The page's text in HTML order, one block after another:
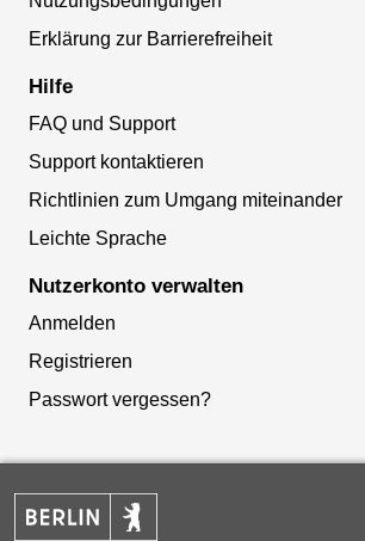
Erklärung zur Barrierefreiheit
Hilfe
FAQ und Support
Support kontaktieren
Richtlinien zum Umgang miteinander
Leichte Sprache
Nutzerkonto verwalten
Anmelden
Registrieren
Passwort vergessen?